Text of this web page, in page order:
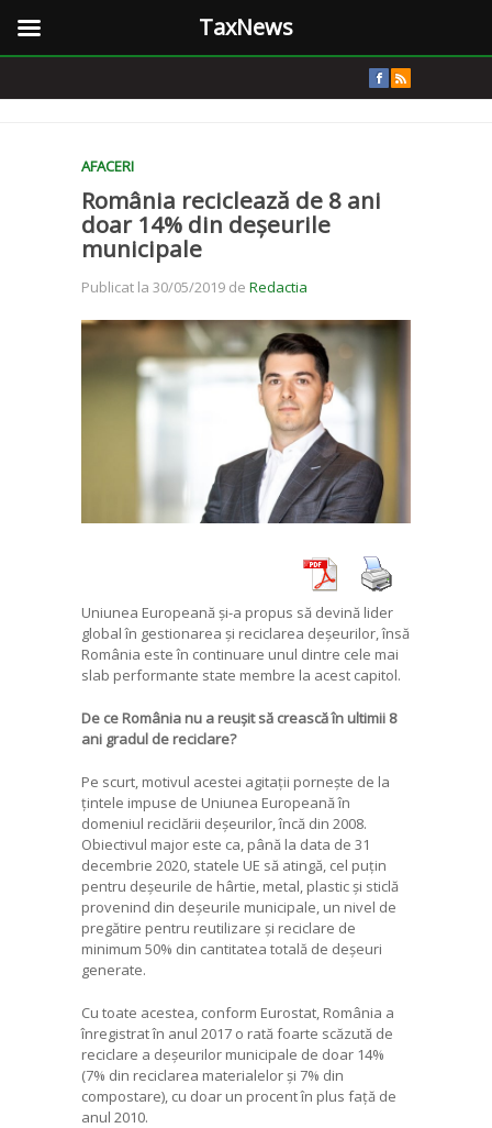
AFACERI
România reciclează de 8 ani
doar 14% din deșeurile
municipale
Publicat la 30/05/2019 de Redactia
Uniunea Europeană și-a propus să devină lider
global în gestionarea și reciclarea deșeurilor, însă
România este în continuare unul dintre cele mai
slab performante state membre la acest capitol.
De ce România nu a reușit să crească în ultimii 8
ani gradul de reciclare?
Pe scurt, motivul acestei agitații pornește de la
țintele impuse de Uniunea Europeană în
domeniul reciclării deșeurilor, încă din 2008.
Obiectivul major este ca, până la data de 31
decembrie 2020, statele UE să atingă, cel puțin
pentru deșeurile de hârtie, metal, plastic și sticlă
provenind din deșeurile municipale, un nivel de
pregătire pentru reutilizare și reciclare de
minimum 50% din cantitatea totală de deșeuri
generate.
Cu toate acestea, conform Eurostat, România a
înregistrat în anul 2017 o rată foarte scăzută de
reciclare a deșeurilor municipale de doar 14%
(7% din reciclarea materialelor și 7% din
compostare), cu doar un procent în plus față de
anul 2010.
TaxNews